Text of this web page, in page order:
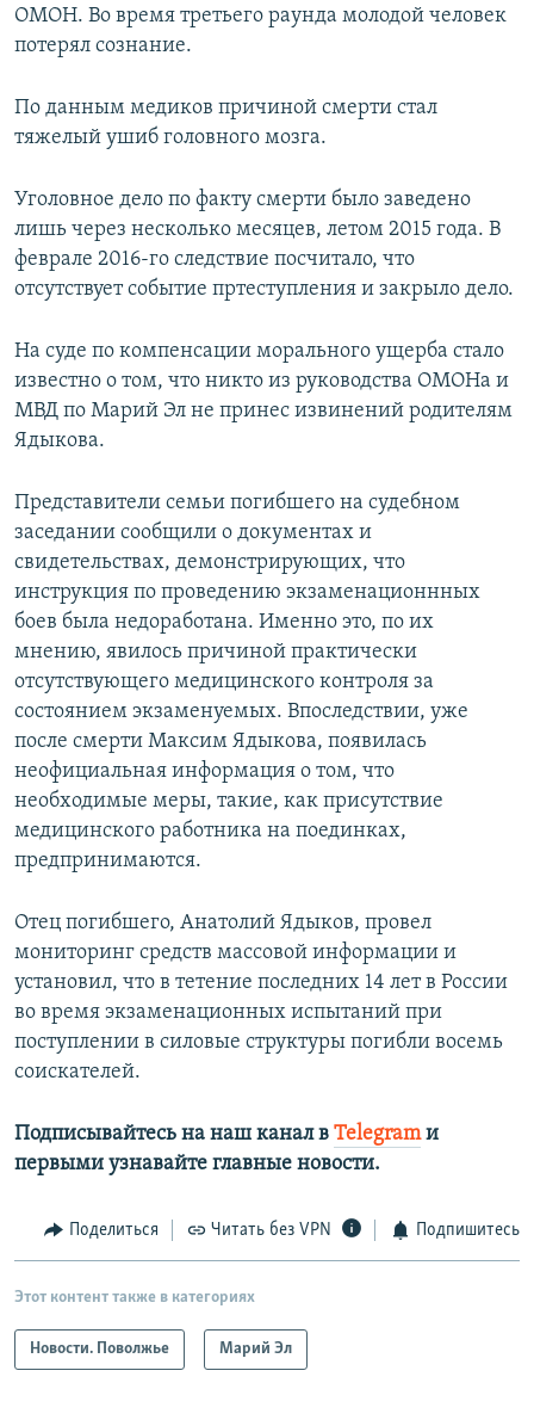
ОМОН. Во время третьего раунда молодой человек
потерял сознание.
По данным медиков причиной смерти стал
тяжелый ушиб головного мозга.
Уголовное дело по факту смерти было заведено
лишь через несколько месяцев, летом 2015 года. В
феврале 2016-го следствие посчитало, что
отсутствует событие пртеступления и закрыло дело.
На суде по компенсации морального ущерба стало
известно о том, что никто из руководства ОМОНа и
МВД по Марий Эл не принес извинений родителям
Ядыкова.
Представители семьи погибшего на судебном
заседании сообщили о документах и
свидетельствах, демонстрирующих, что
инструкция по проведению экзаменационнных
боев была недоработана. Именно это, по их
мнению, явилось причиной практически
отсутствующего медицинского контроля за
состоянием экзаменуемых. Впоследствии, уже
после смерти Максим Ядыкова, появилась
неофициальная информация о том, что
необходимые меры, такие, как присутствие
медицинского работника на поединках,
предпринимаются.
Отец погибшего, Анатолий Ядыков, провел
мониторинг средств массовой информации и
установил, что в тетение последних 14 лет в России
во время экзаменационных испытаний при
поступлении в силовые структуры погибли восемь
соискателей.
Подписывайтесь на наш канал в Telegramи
первыми узнавайте главные новости.​
Поделиться Читать без VPN Подпишитесь
Этот контент также в категориях
Новости. Поволжье Марий Эл